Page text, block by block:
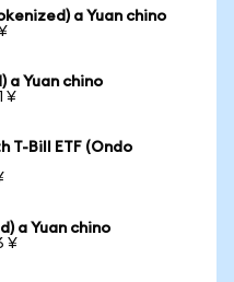
a Yuan chino
a Yuan chino
¥
T-Bill ETF (Ondo
a Yuan chino
¥